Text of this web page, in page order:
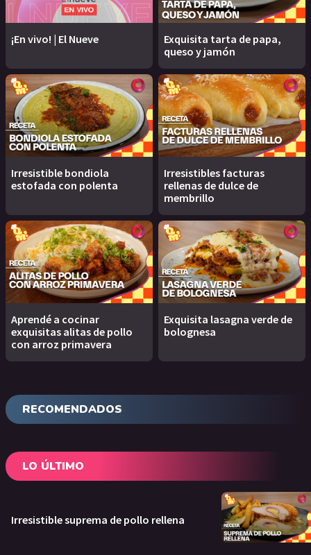
¡En vivo! | El Nueve
Exquisita tarta de papa,
queso y jamón
Irresistible bondiola
estofada con polenta
Irresistibles facturas
rellenas de dulce de
membrillo
Aprendé a cocinar
exquisitas alitas de pollo
con arroz primavera
Exquisita lasagna verde de
bolognesa
RECOMENDADOS
LO ÚLTIMO
Irresistible suprema de pollo rellena